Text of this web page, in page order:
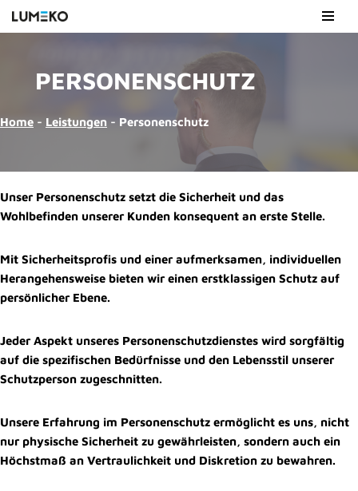
springen
PERSONENSCHUTZ
Home - Leistungen - Personenschutz
Unser Personenschutz setzt die Sicherheit und das
Wohlbefinden unserer Kunden konsequent an erste Stelle.
Mit Sicherheitsprofis und einer aufmerksamen, individuellen
Herangehensweise bieten wir einen erstklassigen Schutz auf
persönlicher Ebene.
Jeder Aspekt unseres Personenschutzdienstes wird sorgfältig
auf die spezifischen Bedürfnisse und den Lebensstil unserer
Schutzperson zugeschnitten.
Unsere Erfahrung im Personenschutz ermöglicht es uns, nicht
nur physische Sicherheit zu gewährleisten, sondern auch ein
Höchstmaß an Vertraulichkeit und Diskretion zu bewahren.